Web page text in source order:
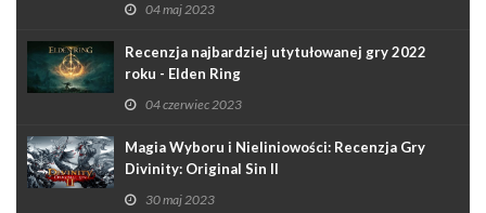
04 maj 2023
Recenzja najbardziej utytułowanej gry 2022
roku - Elden Ring
04 czerwiec 2023
Magia Wyboru i Nieliniowości: Recenzja Gry
Divinity: Original Sin II
30 maj 2023